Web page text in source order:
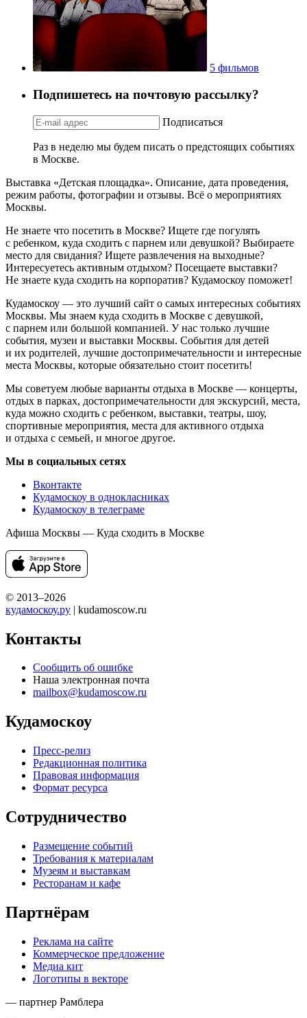
5 фильмов
Подпишетесь на почтовую рассылку?
Подписаться
Раз в неделю мы будем писать о предстоящих событиях
в Москве.
Выставка «Детская площадка». Описание, дата проведения,
режим работы, фотографии и отзывы. Всё о мероприятиях
Москвы.
Не знаете что посетить в Москве? Ищете где погулять
с ребенком, куда сходить с парнем или девушкой? Выбираете
место для свидания? Ищете развлечения на выходные?
Интересуетесь активным отдыхом? Посещаете выставки?
Не знаете куда сходить на корпоратив? Кудамоскоу поможет!
Кудамоскоу — это лучший сайт о самых интересных событиях
Москвы. Мы знаем куда сходить в Москве с девушкой,
с парнем или большой компанией. У нас только лучшие
события, музеи и выставки Москвы. События для детей
и их родителей, лучшие достопримечательности и интересные
места Москвы, которые обязательно стоит посетить!
Мы советуем любые варианты отдыха в Москве — концерты,
отдых в парках, достопримечательности для экскурсий, места,
куда можно сходить с ребенком, выставки, театры, шоу,
спортивные мероприятия, места для активного отдыха
и отдыха с семьей, и многое другое.
Мы в социальных сетях
Вконтакте
Кудамоскоу в однокласниках
Кудамоскоу в телеграме
Афиша Москвы — Куда сходить в Москве
© 2013–2026
кудамоскоу.ру | kudamoscow.ru
Контакты
Сообщить об ошибке
Наша электронная почта
mailbox@kudamoscow.ru
Кудамоскоу
Пресс-релиз
Редакционная политика
Правовая информация
Формат ресурса
Сотрудничество
Размещение событий
Требования к материалам
Музеям и выставкам
Ресторанам и кафе
Партнёрам
Реклама на сайте
Коммерческое предложение
Медиа кит
Логотипы в векторе
— партнер Рамблера